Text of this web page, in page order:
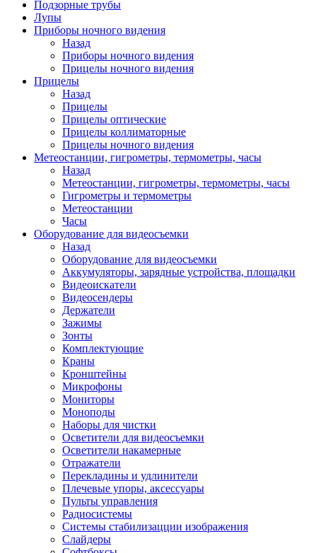
Подзорные трубы
Лупы
Приборы ночного видения
Назад
Приборы ночного видения
Прицелы ночного видения
Прицелы
Назад
Прицелы
Прицелы оптические
Прицелы коллиматорные
Прицелы ночного видения
Метеостанции, гигрометры, термометры, часы
Назад
Метеостанции, гигрометры, термометры, часы
Гигрометры и термометры
Метеостанции
Часы
Оборудование для видеосъемки
Назад
Оборудование для видеосъемки
Аккумуляторы, зарядные устройства, площадки
Видеоискатели
Видеосендеры
Держатели
Зажимы
Зонты
Комплектующие
Краны
Кронштейны
Микрофоны
Мониторы
Моноподы
Наборы для чистки
Осветители для видеосъемки
Осветители накамерные
Отражатели
Перекладины и удлинители
Плечевые упоры, аксессуары
Пульты управления
Радиосистемы
Системы стабилизацции изображения
Слайдеры